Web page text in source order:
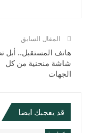
المقال السابق
هاتف المستقبل.. أبل
شاشة منحنية من كل
الجهات
قد يعجبك ايضا